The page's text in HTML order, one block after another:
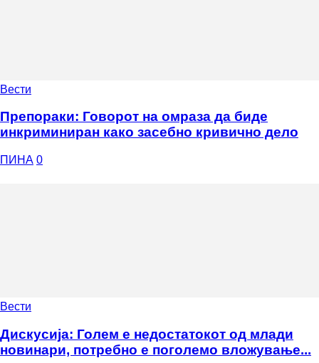
Вести
Препораки: Говорот на омраза да биде
инкриминиран како засебно кривично дело
ПИНА 0
Вести
Дискусија: Голем е недостатокот од млади
новинари, потребно е поголемо вложување...